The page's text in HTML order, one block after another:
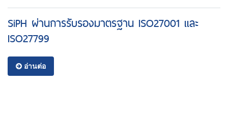
SiPH ผ่านการรับรองมาตรฐาน ISO27001 และ
ISO27799
อ่านต่อ